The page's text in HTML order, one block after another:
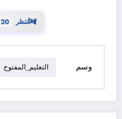
⏳انتظر 19
وسم التعليم_المفتوح